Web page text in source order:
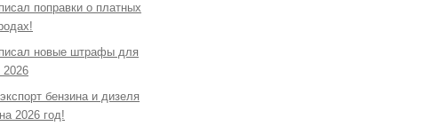
поправки о платных
новые штрафы для
2026
бензина и дизеля
2026 год!